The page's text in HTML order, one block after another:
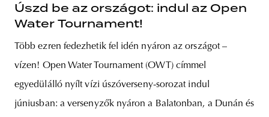
Úszd be az országot: indul az Open
Water Tournament!
Több ezren fedezhetik fel idén nyáron az országot –
vízen! Open Water Tournament (OWT) címmel
egyedülálló nyílt vízi úszóverseny-sorozat indul
júniusban: a versenyzők nyáron a Balatonban, a Dunán és